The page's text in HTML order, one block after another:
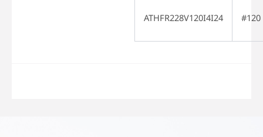
ATHFR228V120I4I24 #120